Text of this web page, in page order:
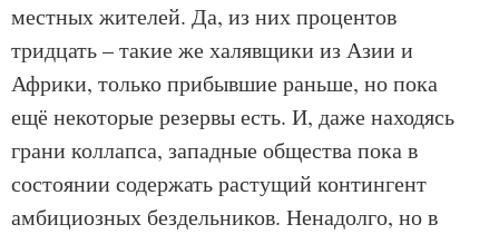
местных жителей. Да, из них процентов
тридцать – такие же халявщики из Азии и
Африки, только прибывшие раньше, но пока
ещё некоторые резервы есть. И, даже находясь
грани коллапса, западные общества пока в
состоянии содержать растущий контингент
амбициозных бездельников. Ненадолго, но в